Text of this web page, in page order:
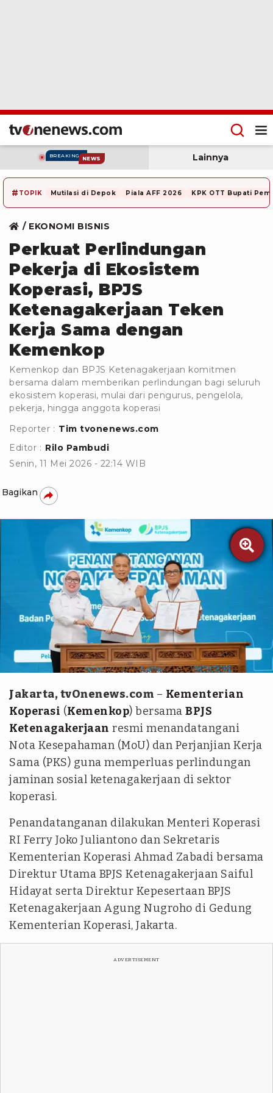
BREAKING NEWS Lainnya
# TOPIK Mutilasi di Depok Piala AFF 2026 KPK OTT Bupati
EKONOMI BISNIS
Perkuat Perlindungan
Pekerja di Ekosistem
Koperasi, BPJS
Ketenagakerjaan Teken
Kerja Sama dengan
Kemenkop
Kemenkop dan BPJS Ketenagakerjaan komitmen
bersama dalam memberikan perlindungan bagi seluruh
ekosistem koperasi, mulai dari pengurus, pengelola,
pekerja, hingga anggota koperasi
Reporter : Tim tvonenews.com
Editor : Rilo Pambudi
Senin, 11 Mei 2026 - 22:14 WIB
Bagikan

BPJS Ketenagakerjaan
Jakarta, tvOnenews.com – Kementerian
Koperasi (Kemenkop) bersama BPJS
Ketenagakerjaan resmi menandatangani
Nota Kesepahaman (MoU) dan Perjanjian Kerja
Sama (PKS) guna memperluas perlindungan
jaminan sosial ketenagakerjaan di sektor
koperasi.
Penandatanganan dilakukan Menteri Koperasi
RI Ferry Joko Juliantono dan Sekretaris
Kementerian Koperasi Ahmad Zabadi bersama
Direktur Utama BPJS Ketenagakerjaan Saiful
Hidayat serta Direktur Kepesertaan BPJS
Ketenagakerjaan Agung Nugroho di Gedung
Kementerian Koperasi, Jakarta.
ADVERTISEMENT